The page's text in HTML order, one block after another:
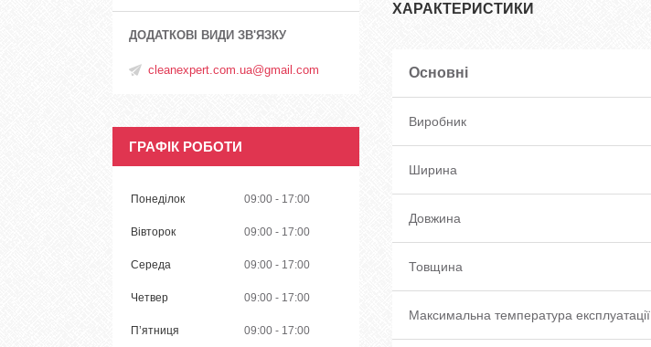
ХАРАКТЕРИСТИКИ
Основні
Виробник
Ширина
Довжина
Товщина
Максимальна температура експлуатації
cleanexpert.com.ua@gmail.com
ГРАФІК РОБОТИ
Понеділок 09:00 17:00
Вівторок 09:00 17:00
Середа 09:00 17:00
Четвер 09:00 17:00
Пʼятниця 09:00 17:00